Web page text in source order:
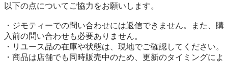
以下の点についてご協力をお願いします。
・ジモティーでの問い合わせには返信できません。また、購
入前の問い合わせも必要ありません。
・リユース品の在庫や状態は、現地でご確認してください。
・商品は店舗でも同時販売中のため、更新のタイミングによ